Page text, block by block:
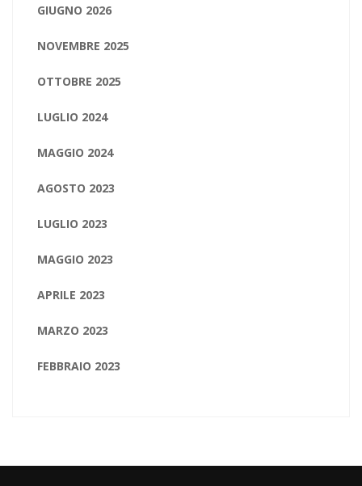
GIUGNO 2026
NOVEMBRE 2025
OTTOBRE 2025
LUGLIO 2024
MAGGIO 2024
AGOSTO 2023
LUGLIO 2023
MAGGIO 2023
APRILE 2023
MARZO 2023
FEBBRAIO 2023